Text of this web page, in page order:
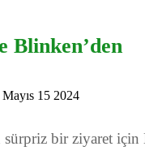
15 2024
bir ziyaret için